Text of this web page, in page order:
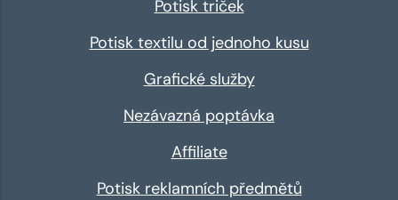
Potisk triček
Potisk textilu od jednoho kusu
Grafické služby
Nezávazná poptávka
Affiliate
Potisk reklamních předmětů